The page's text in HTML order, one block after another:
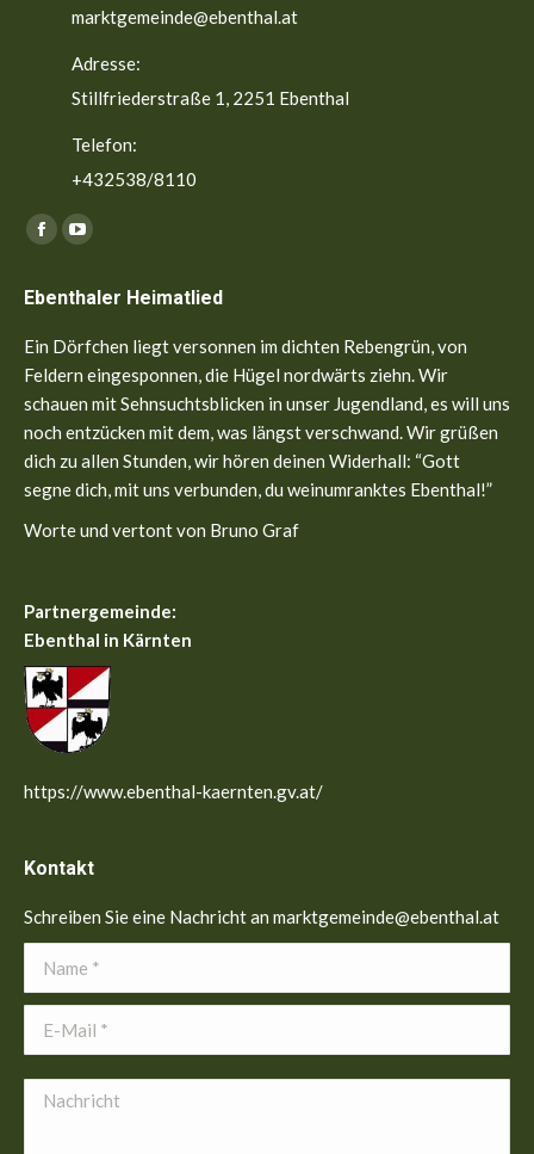
marktgemeinde@ebenthal.at
Adresse:
Stillfriederstraße 1, 2251 Ebenthal
Telefon:
+432538/8110
Finden Sie uns auf:
Facebook
opens
in
new
window
YouTube
opens
in
new
window
Ebenthaler Heimatlied
Ein Dörfchen liegt versonnen im dichten Rebengrün, von
Feldern eingesponnen, die Hügel nordwärts ziehn. Wir
schauen mit Sehnsuchtsblicken in unser Jugendland, es will uns
noch entzücken mit dem, was längst verschwand. Wir grüßen
dich zu allen Stunden, wir hören deinen Widerhall: “Gott
segne dich, mit uns verbunden, du weinumranktes Ebenthal!”
Worte und vertont von Bruno Graf
Partnergemeinde:
Ebenthal in Kärnten
https://www.ebenthal-kaernten.gv.at/
Kontakt
Schreiben Sie eine Nachricht an marktgemeinde@ebenthal.at
Name *
E-Mail *
Nachricht